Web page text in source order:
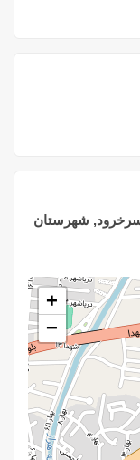
شهرستان
+
−